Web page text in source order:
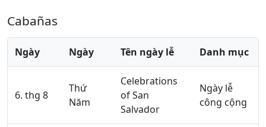
Cabañas
Ngày Ngày Tên ngày lễ Danh mục
6. thg 8
Thứ
Năm
Celebrations
of San
Salvador
Ngày lễ
công cộng